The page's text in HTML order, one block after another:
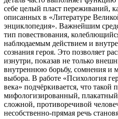
себе целый пласт переживаний,
описанных в «Литературе
энциклопедия». Важнейшим
тип повествования,
наблюдаемым действием и
сознания героя. Это позволяет
изнутри, показав не только
внутреннюю борьбу, сомнения и
выбора. В работе «Психология
века» подчёркивается, что такой
мифологизированный, плакатный
сложной, противоречивой
несобственно-прямая речь